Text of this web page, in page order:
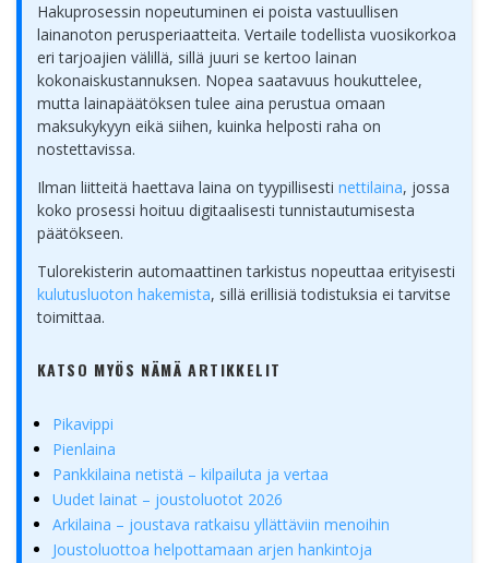
Hakuprosessin nopeutuminen ei poista vastuullisen
lainanoton perusperiaatteita. Vertaile todellista vuosikorkoa
eri tarjoajien välillä, sillä juuri se kertoo lainan
kokonaiskustannuksen. Nopea saatavuus houkuttelee,
mutta lainapäätöksen tulee aina perustua omaan
maksukykyyn eikä siihen, kuinka helposti raha on
nostettavissa.
Ilman liitteitä haettava laina on tyypillisesti nettilaina, jossa
koko prosessi hoituu digitaalisesti tunnistautumisesta
päätökseen.
Tulorekisterin automaattinen tarkistus nopeuttaa erityisesti
kulutusluoton hakemista, sillä erillisiä todistuksia ei tarvitse
toimittaa.
KATSO MYÖS NÄMÄ ARTIKKELIT
Pikavippi
Pienlaina
Pankkilaina netistä – kilpailuta ja vertaa
Uudet lainat – joustoluotot 2026
Arkilaina – joustava ratkaisu yllättäviin menoihin
Joustoluottoa helpottamaan arjen hankintoja